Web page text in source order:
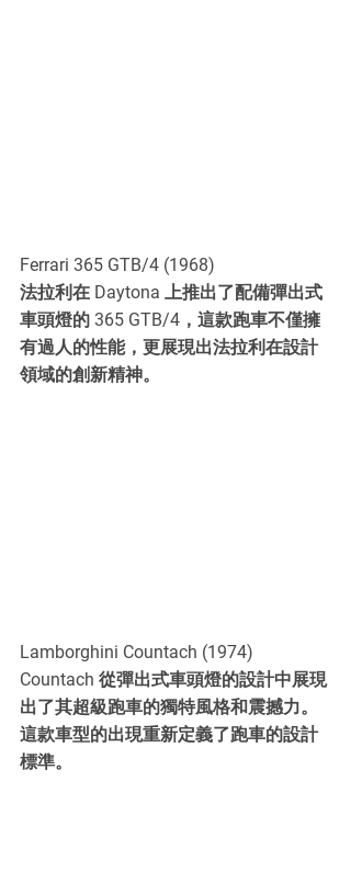
Ferrari 365 GTB/4 (1968)
法拉利在 Daytona 上推出了配備彈出式
車頭燈的 365 GTB/4，這款跑車不僅擁
有過人的性能，更展現出法拉利在設計
領域的創新精神。
Lamborghini Countach (1974)
Countach 從彈出式車頭燈的設計中展現
出了其超級跑車的獨特風格和震撼力。
這款車型的出現重新定義了跑車的設計
標準。